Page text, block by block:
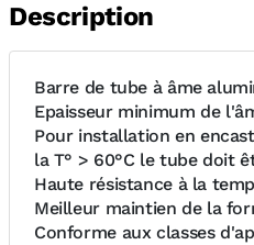
Description
Barre de tube à âme
Epaisseur minimum de
Pour installation en
la T° > 60°C le tube doit
Haute résistance à la
Meilleur maintien de la
Conforme aux classes